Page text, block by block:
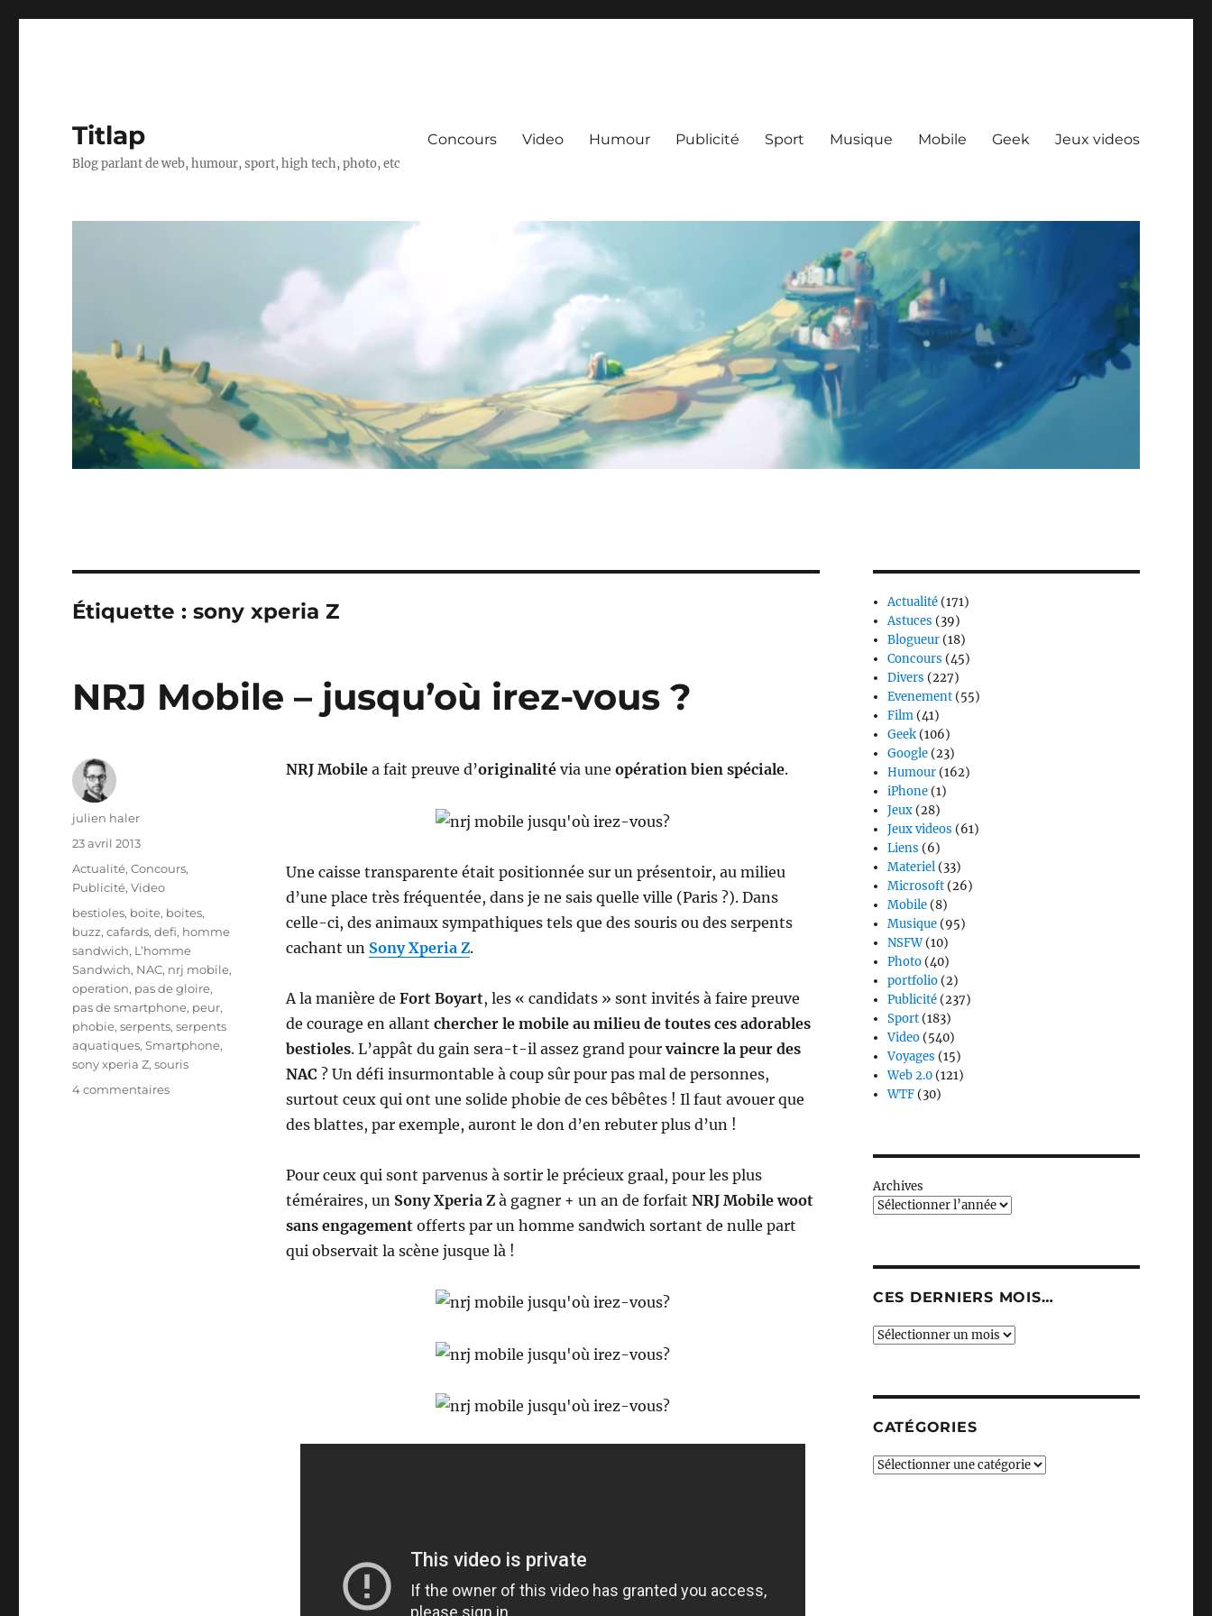
Titlap
Blog parlant de web, humour, sport, high tech, photo, etc
Concours Video Humour Publicité Sport Musique Mobile Geek Jeux videos
Étiquette :sony xperia Z
NRJ Mobile – jusqu’où irez-vous ?
NRJ Mobilea fait preuve d’originalitévia une opération bien spéciale.
Une caisse transparente était positionnée sur un présentoir, au milieu
d’une place très fréquentée, dans je ne sais quelle ville (Paris ?). Dans
celle-ci, des animaux sympathiques tels que des souris ou des serpents
cachant un Sony Xperia Z.
A la manière de Fort Boyart, les « candidats » sont invités à faire preuve
de courage en allant chercher le mobile au milieu de toutes ces adorables
bestioles. L’appât du gain sera-t-il assez grand pour vaincre la peur des
NAC ? Un défi insurmontable à coup sûr pour pas mal de personnes,
surtout ceux qui ont une solide phobie de ces bêbêtes ! Il faut avouer que
des blattes, par exemple, auront le don d’en rebuter plus d’un !
Pour ceux qui sont parvenus à sortir le précieux graal, pour les plus
téméraires, un Sony Xperia Zà gagner + un an de forfait NRJ Mobile woot
sans engagementofferts par un homme sandwich sortant de nulle part
qui observait la scène jusque là !
Auteur
julien haler
Publié
23 avril 2013
Catégories
Actualité,Concours,
Publicité,Video
Étiquettes
bestioles, boite, boites,
buzz,cafards,defi, homme
sandwich, L’homme
Sandwich, NAC, nrj mobile,
operation, pas de gloire,
pas de smartphone, peur,
phobie,serpents,serpents
aquatiques,Smartphone,
sony xperia Z,souris
4 commentairessur
Actualité (171)
Astuces (39)
Blogueur (18)
Concours (45)
Divers (227)
Evenement (55)
Film (41)
Geek (106)
Google (23)
Humour (162)
iPhone (1)
Jeux (28)
Jeux videos (61)
Liens (6)
Materiel (33)
Microsoft (26)
Mobile (8)
Musique (95)
NSFW(10)
Photo (40)
portfolio (2)
Publicité (237)
Sport (183)
Video (540)
Voyages (15)
Web 2.0 (121)
WTF (30)
Archives
CES DERNIERS MOIS…
Ces
CATÉGORIES
Catégories